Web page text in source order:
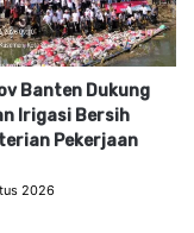
Banten Dukung
Irigasi Bersih
Pekerjaan
2026